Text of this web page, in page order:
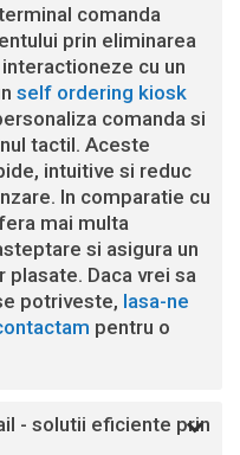
comanda
prin eliminarea
cu un
self ordering kiosk
comanda si
tactil. Aceste
intuitive si reduc
In comparatie cu
mai multa
si asigura un
Daca vrei sa
potriveste, lasa-ne
pentru o
- solutii eficiente prin